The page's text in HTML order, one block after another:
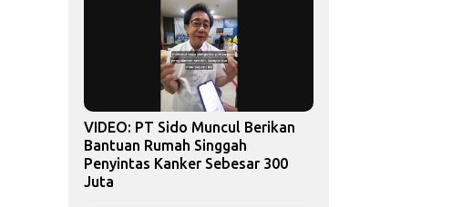
VIDEO: PT Sido Muncul Berikan
Bantuan Rumah Singgah
Penyintas Kanker Sebesar 300
Juta